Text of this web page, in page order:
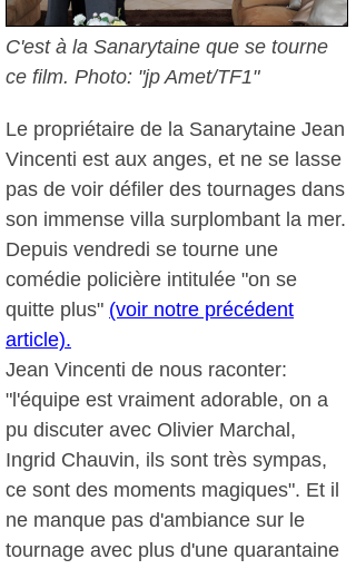
C'est à la Sanarytaine que se tourne
ce film. Photo: "jp Amet/TF1"
Le propriétaire de la Sanarytaine Jean
Vincenti est aux anges, et ne se lasse
pas de voir défiler des tournages dans
son immense villa surplombant la mer.
Depuis vendredi se tourne une
comédie policière intitulée "on se
quitte plus" (voir notre précédent
article).
Jean Vincenti de nous raconter:
"l'équipe est vraiment adorable, on a
pu discuter avec Olivier Marchal,
Ingrid Chauvin, ils sont très sympas,
ce sont des moments magiques". Et il
ne manque pas d'ambiance sur le
tournage avec plus d'une quarantaine